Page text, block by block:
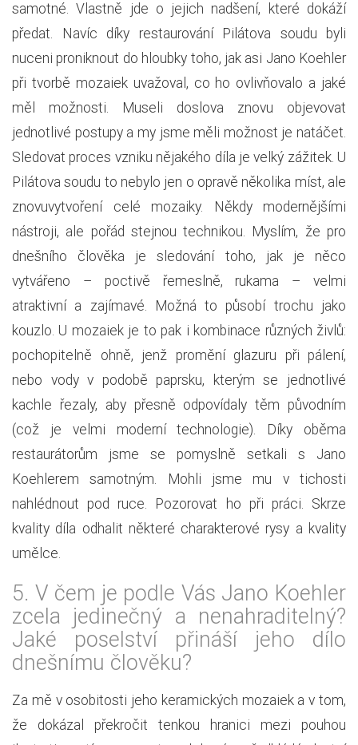
samotné. Vlastně jde o jejich nadšení, které dokáží
předat. Navíc díky restaurování Pilátova soudu byli
nuceni proniknout do hloubky toho, jak asi Jano Koehler
při tvorbě mozaiek uvažoval, co ho ovlivňovalo a jaké
měl možnosti. Museli doslova znovu objevovat
jednotlivé postupy a my jsme měli možnost je natáčet.
Sledovat proces vzniku nějakého díla je velký zážitek. U
Pilátova soudu to nebylo jen o opravě několika míst, ale
znovuvytvoření celé mozaiky. Někdy modernějšími
nástroji, ale pořád stejnou technikou. Myslím, že pro
dnešního člověka je sledování toho, jak je něco
vytvářeno – poctivě řemeslně, rukama – velmi
atraktivní a zajímavé. Možná to působí trochu jako
kouzlo. U mozaiek je to pak i kombinace různých živlů:
pochopitelně ohně, jenž promění glazuru při pálení,
nebo vody v podobě paprsku, kterým se jednotlivé
kachle řezaly, aby přesně odpovídaly těm původním
(což je velmi moderní technologie). Díky oběma
restaurátorům jsme se pomyslně setkali s Jano
Koehlerem samotným. Mohli jsme mu v tichosti
nahlédnout pod ruce. Pozorovat ho při práci. Skrze
kvality díla odhalit některé charakterové rysy a kvality
umělce.
5. V čem je podle Vás Jano Koehler
zcela jedinečný a nenahraditelný?
Jaké poselství přináší jeho dílo
dnešnímu člověku?
Za mě v osobitosti jeho keramických mozaiek a v tom,
že dokázal překročit tenkou hranici mezi pouhou